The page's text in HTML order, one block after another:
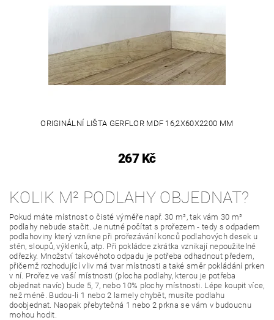
ORIGINÁLNÍ LIŠTA GERFLOR MDF 16,2X60X2200 MM
267 Kč
KOLIK M² PODLAHY OBJEDNAT?
Pokud máte místnost o čisté výměře např. 30 m², tak vám 30 m²
podlahy nebude stačit. Je nutné počítat s prořezem - tedy s odpadem
podlahoviny který vznikne při prořezávání konců podlahových desek u
stěn, sloupů, výklenků, atp. Při pokládce zkrátka vznikají nepoužitelné
odřezky. Množství takovéhoto odpadu je potřeba odhadnout předem,
přičemž rozhodující vliv má tvar místnosti a také směr pokládání prken
v ní. Prořez ve vaší místnosti (plocha podlahy, kterou je potřeba
objednat navíc) bude 5, 7, nebo 10% plochy místnosti. Lépe koupit více,
než méně. Budou-li 1 nebo 2 lamely chybět, musíte podlahu
doobjednat. Naopak přebytečná 1 nebo 2 prkna se vám v budoucnu
mohou hodit.